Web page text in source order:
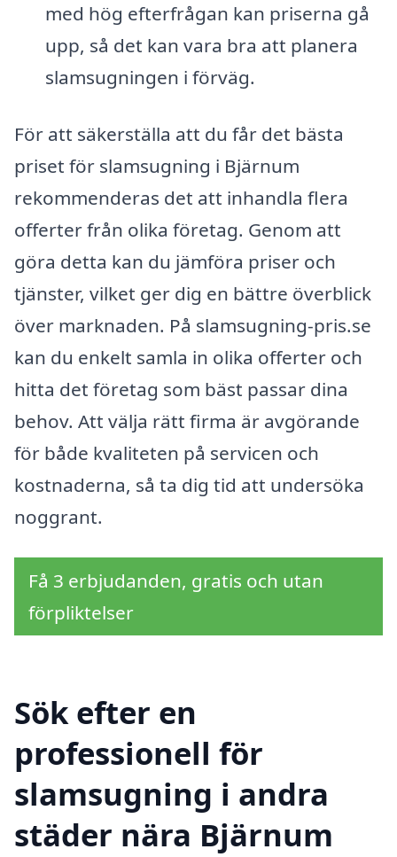
med hög efterfrågan kan priserna gå
upp, så det kan vara bra att planera
slamsugningen i förväg.
För att säkerställa att du får det bästa
priset för slamsugning i Bjärnum
rekommenderas det att inhandla flera
offerter från olika företag. Genom att
göra detta kan du jämföra priser och
tjänster, vilket ger dig en bättre överblick
över marknaden. På slamsugning-pris.se
kan du enkelt samla in olika offerter och
hitta det företag som bäst passar dina
behov. Att välja rätt firma är avgörande
för både kvaliteten på servicen och
kostnaderna, så ta dig tid att undersöka
noggrant.
Få 3 erbjudanden, gratis och utan
förpliktelser
Sök efter en
professionell för
slamsugning i andra
städer nära Bjärnum